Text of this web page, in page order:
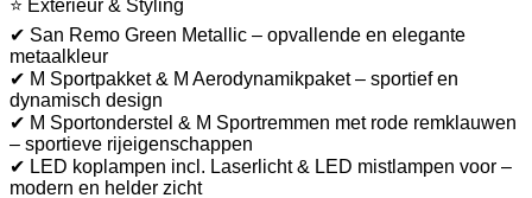
⭐ Exterieur & Styling
✔ San Remo Green Metallic – opvallende en elegante
metaalkleur
✔ M Sportpakket & M Aerodynamikpaket – sportief en
dynamisch design
✔ M Sportonderstel & M Sportremmen met rode remklauwen
– sportieve rijeigenschappen
✔ LED koplampen incl. Laserlicht & LED mistlampen voor –
modern en helder zicht